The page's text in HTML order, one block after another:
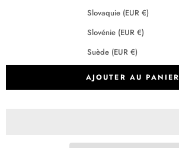
AJOUTER AU PANIER
Slovaquie (EUR €)
Slovénie (EUR €)
Suède (EUR €)
Tchéquie (EUR €)